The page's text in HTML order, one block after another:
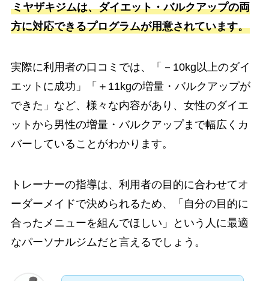
ミヤザキジムは、ダイエット・バルクアップの両
方に対応できるプログラムが用意されています。
実際に利用者の口コミでは、「－10kg以上のダイ
エットに成功」「＋11kgの増量・バルクアップが
できた」など、様々な内容があり、女性のダイエ
ットから男性の増量・バルクアップまで幅広くカ
バーしていることがわかります。
トレーナーの指導は、利用者の目的に合わせてオ
ーダーメイドで決められるため、「自分の目的に
合ったメニューを組んでほしい」という人に最適
なパーソナルジムだと言えるでしょう。